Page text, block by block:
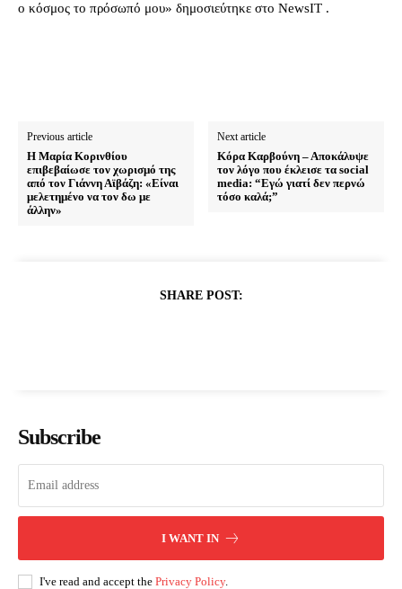
ο κόσμος το πρόσωπό μου» δημοσιεύτηκε στο NewsIT .
Previous article
Η Μαρία Κορινθίου
επιβεβαίωσε τον χωρισμό της
από τον Γιάννη Αϊβάζη: «Είναι
μελετημένο να τον δω με
άλλην»
Next article
Κόρα Καρβούνη – Αποκάλυψε
τον λόγο που έκλεισε τα social
media: “Εγώ γιατί δεν περνώ
τόσο καλά;”
SHARE POST:
Subscribe
I WANT IN
I've read and accept the Privacy Policy.